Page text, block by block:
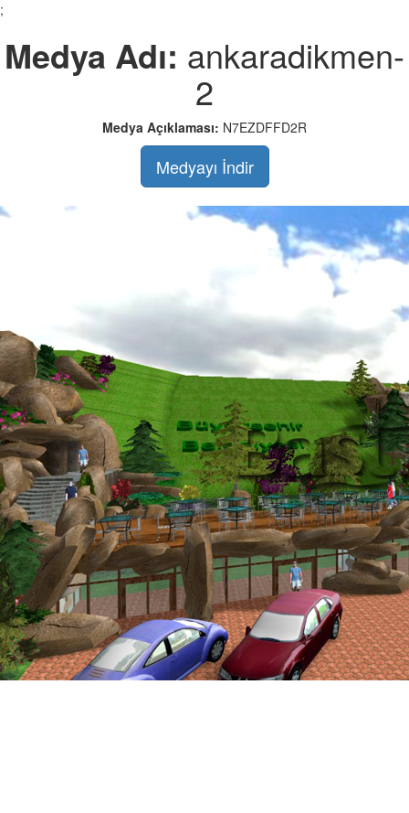
;
Medya Adı: ankaradikmen-
2
Medya Açıklaması: N7EZDFFD2R
Medyayı İndir